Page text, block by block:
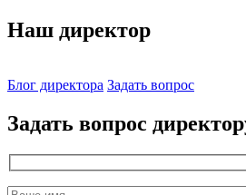
Наш директор
Блог директора Задать вопрос
Задать вопрос